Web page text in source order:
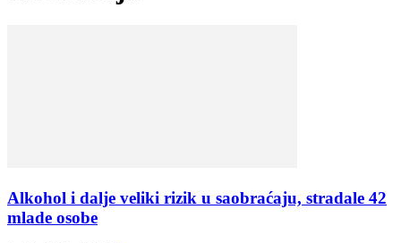
Alkohol i dalje veliki rizik u saobraćaju, stradale 42
mlade osobe